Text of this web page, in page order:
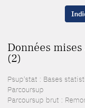
Données
(2)
Psup'stat : Bases
Parcoursup
Parcoursup brut :